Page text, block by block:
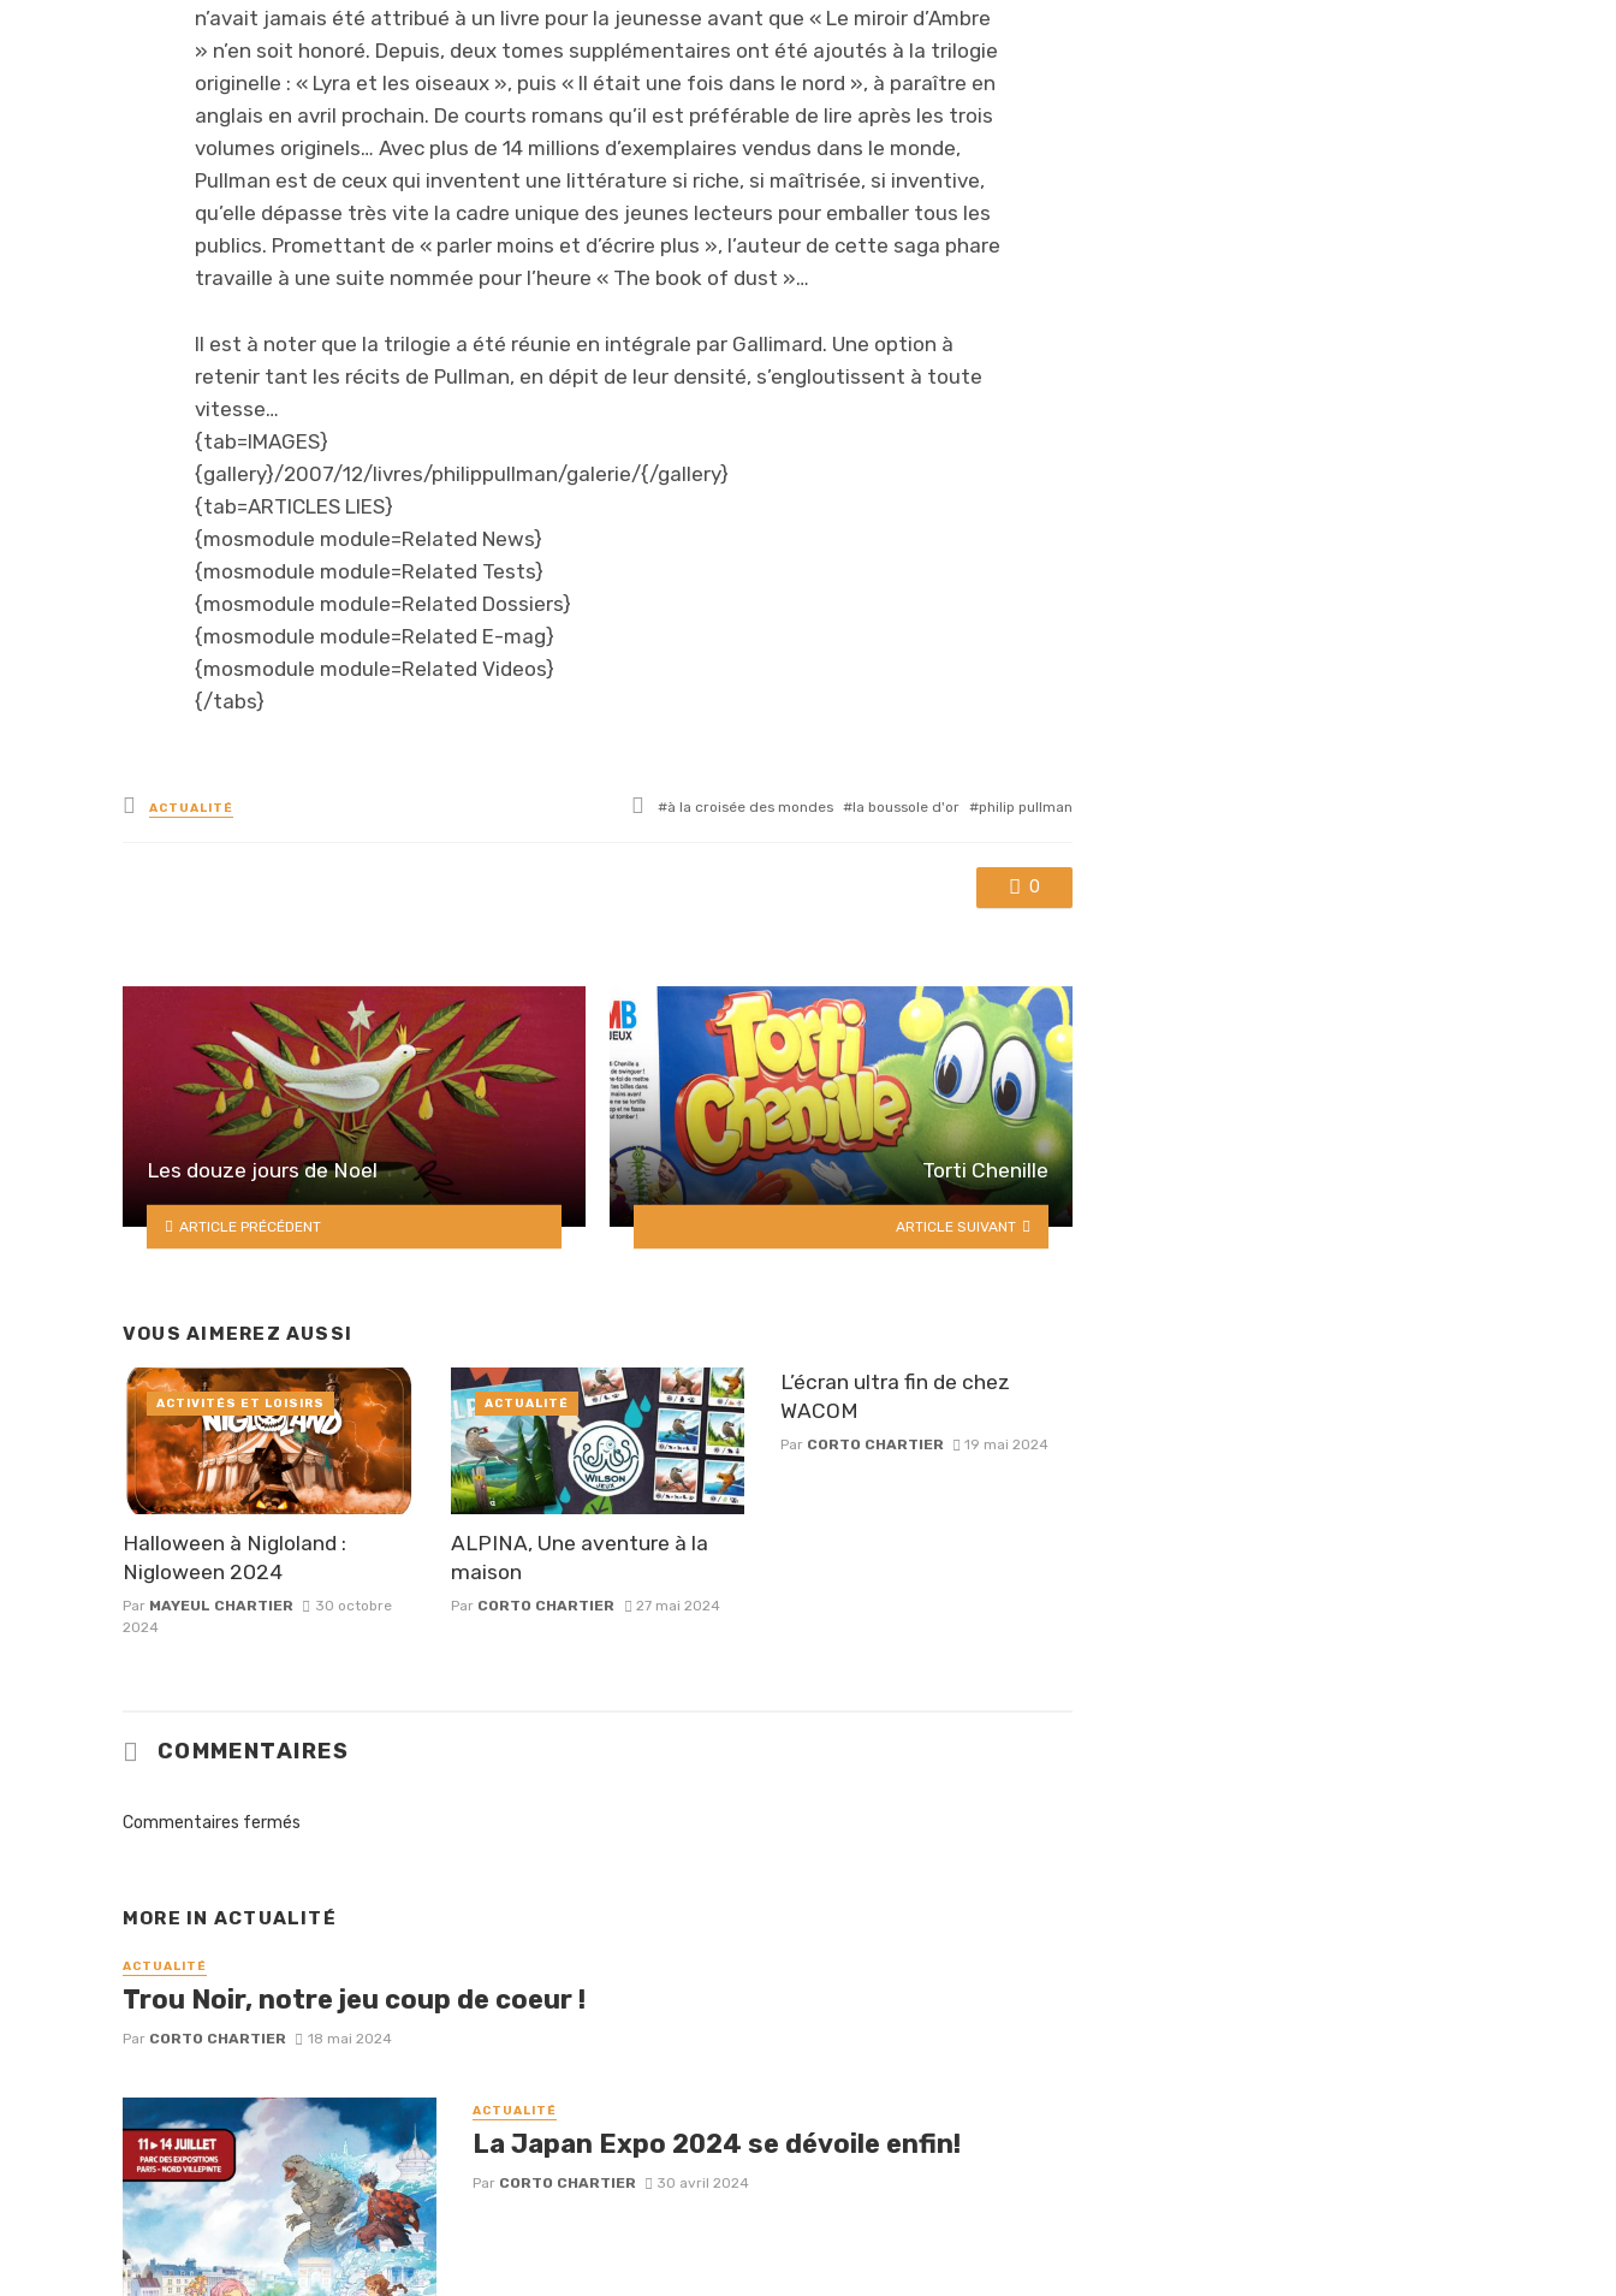
n’avait jamais été attribué à un livre pour la jeunesse avant que « Le miroir d’Ambre
» n’en soit honoré. Depuis, deux tomes supplémentaires ont été ajoutés à la trilogie
originelle : « Lyra et les oiseaux », puis « Il était une fois dans le nord », à paraître en
anglais en avril prochain. De courts romans qu’il est préférable de lire après les trois
volumes originels… Avec plus de 14 millions d’exemplaires vendus dans le monde,
Pullman est de ceux qui inventent une littérature si riche, si maîtrisée, si inventive,
qu’elle dépasse très vite la cadre unique des jeunes lecteurs pour emballer tous les
publics. Promettant de « parler moins et d’écrire plus », l’auteur de cette saga phare
travaille à une suite nommée pour l’heure « The book of dust »…
Il est à noter que la trilogie a été réunie en intégrale par Gallimard. Une option à
retenir tant les récits de Pullman, en dépit de leur densité, s’engloutissent à toute
vitesse…
{tab=IMAGES}
{gallery}/2007/12/livres/philippullman/galerie/{/gallery}
{tab=ARTICLES LIES}
{mosmodule module=Related News}
{mosmodule module=Related Tests}
{mosmodule module=Related Dossiers}
{mosmodule module=Related E-mag}
{mosmodule module=Related Videos}
{/tabs}
Posted
in
ACTUALITÉ
Tagged
à la croisée des mondes la boussole d'or philip pullman
0
Les douze jours de Noel
ARTICLE PRÉCÉDENT
Torti Chenille
ARTICLE SUIVANT
VOUS AIMEREZ AUSSI
Halloween à Nigloland :
Nigloween 2024
Par MAYEUL CHARTIER
30 octobre
2024
ACTIVITÉS ET LOISIRS
ALPINA, Une aventure à la
maison
Par CORTO CHARTIER 27 mai 2024
ACTUALITÉ
L’écran ultra fin de chez
WACOM
Par CORTO CHARTIER 19 mai 2024
COMMENTAIRES
Commentaires fermés
MORE IN ACTUALITÉ
ACTUALITÉ
Trou Noir, notre jeu coup de coeur !
Par CORTO CHARTIER 18 mai 2024
ACTUALITÉ
La Japan Expo 2024 se dévoile enfin!
Par CORTO CHARTIER 30 avril 2024